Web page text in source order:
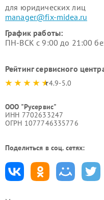
для юридических лиц
manager@fix-midea.ru
График работы:
ПН-ВСК с 9:00 до 21:00
Рейтинг сервисного
4.9-5.0
ООО "Русервис"
ИНН 7702633247
ОГРН 1077746335776
Поделиться в соц. сетях: